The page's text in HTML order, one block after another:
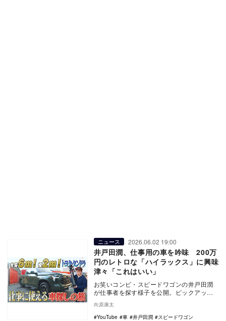
ニュース 2026.06.02 19:00
井戸田潤、仕事用の車を吟味 200万
円のレトロな「ハイラックス」に興味
津々「これはいい」
お笑いコンビ・スピードワゴンの井戸田潤
が仕事者を探す様子を公開。ピックアップ
た。
向原康太
YouTube
車 井戸田潤 スピードワゴン